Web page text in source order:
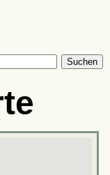
Suchen